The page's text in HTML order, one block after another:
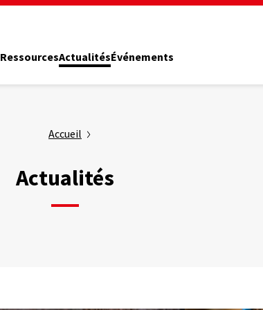
RessourcesActualitésÉvénements
Accueil
Actualités